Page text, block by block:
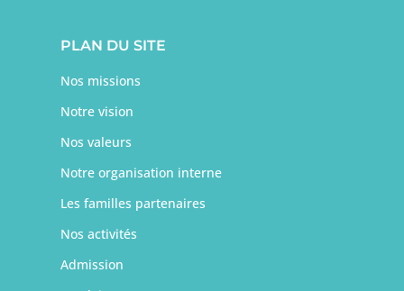
PLAN DU SITE
Nos missions
Notre vision
Nos valeurs
Notre organisation interne
Les familles partenaires
Nos activités
Admission